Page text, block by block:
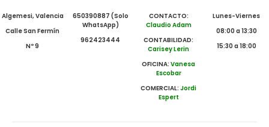
Algemesi, Valencia
Calle San Fermín
Nº 9
650390887 (Solo
WhatsApp)
962423444
CONTACTO:
Claudio Adam
CONTABILIDAD:
Carisey Lerin
OFICINA:Vanesa
Escobar
COMERCIAL:Jordi
Espert
Lunes-Viernes
08:00 a 13:30
15:30 a 18:00